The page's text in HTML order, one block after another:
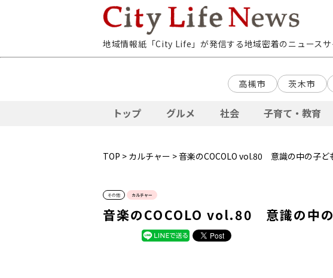
地域情報紙「City Life」が発信する地域密着のニュースサ
高槻市 茨木市
トップ グルメ 社会 子育て・教育
TOP > カルチャー > 音楽のCOCOLO vol.80 意識の中の子ど
その他 カルチャー
音楽のCOCOLO vol.80 意識の中